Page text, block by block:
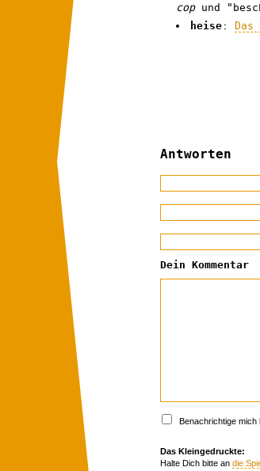
copund
heise :
Antworten
Dein Kommentar
Benachrichtige mich
Das Kleingedruckte:
Halte Dich bitte an die